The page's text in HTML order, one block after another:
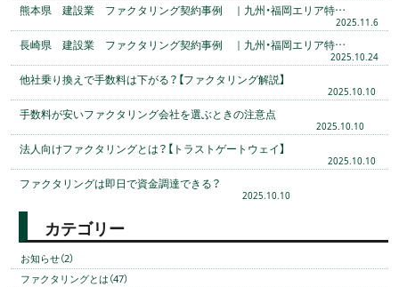
熊本県 建設業 ファクタリング契約事例 ｜九州・福岡エリア特…
2025.11.6
長崎県 建設業 ファクタリング契約事例 ｜九州・福岡エリア特…
2025.10.24
他社乗り換えで手数料は下がる？【ファクタリング解説】
2025.10.10
手数料が安いファクタリング会社を選ぶときの注意点
2025.10.10
法人向けファクタリングとは？【トラストゲートウェイ】
2025.10.10
ファクタリングは即日で資金調達できる？
2025.10.10
カテゴリー
お知らせ（2）
ファクタリングとは（47）